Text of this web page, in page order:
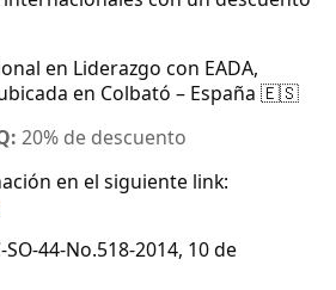
en Liderazgo con EADA,
en Colbató – España 🇪🇸
20% de descuento
en el siguiente link:
44-No.518-2014, 10 de